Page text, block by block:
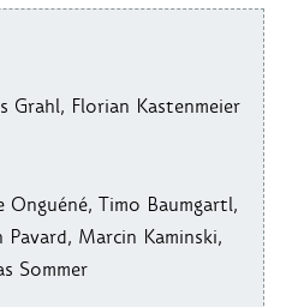
Grahl, Florian Kastenmeier
Onguéné, Timo Baumgartl,
Pavard, Marcin Kaminski,
Sommer